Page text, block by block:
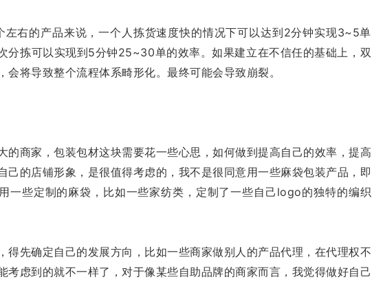
左右的产品来说，一个人拣货速度快的情况下可以达到2分钟实现3~5单
分拣可以实现到5分钟25~30单的效率。如果建立在不信任的基础上，双
会将导致整个流程体系畸形化。 最终可能会导致崩裂。
的商家，包装包材这块需要花一些心思，如何做到提高自己的效率，提高
己的店铺形象，是很值得考虑的，我不是很同意用一些麻袋包装产品，即
一些定制的麻袋，比如一些家纺类，定制了一些自己logo的独特的编织
得先确定自己的发展方向，比如一些商家做别人的产品代理，在代理权不
考虑到的就不一样了，对于像某些自助品牌的商家而言，我觉得做好自己